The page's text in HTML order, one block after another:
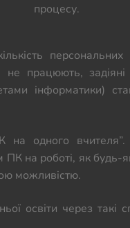
процесу.
персональних
працюють,
інформатики)
на одного
ПК на роботі, як будь-
можливістю.
освіти через такі